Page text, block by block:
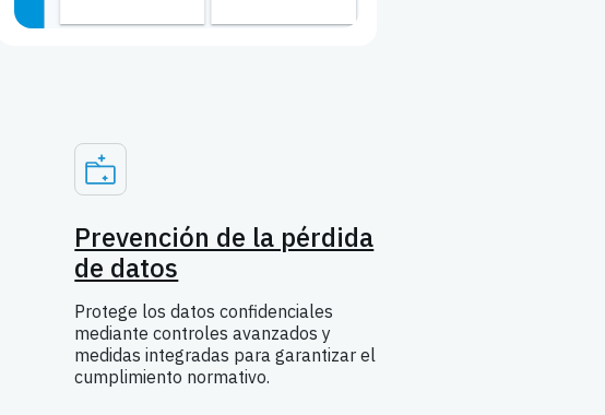
Prevención de la pérdida
de datos
Protege los datos confidenciales
mediante controles avanzados y
medidas integradas para garantizar el
cumplimiento normativo.